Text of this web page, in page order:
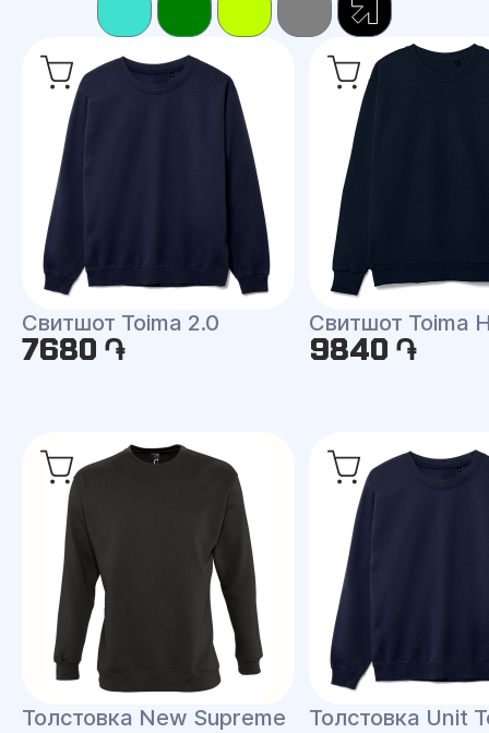
Свитшот Toima 2.0
7680 ֏
Свитшот Toima
9840 ֏
Толстовка New Supreme
Толстовка Unit